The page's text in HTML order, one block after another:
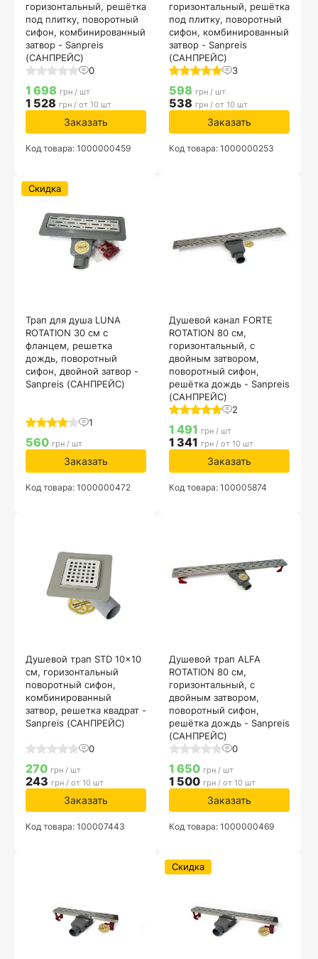
горизонтальный, решётка
под плитку, поворотный
сифон, комбинированный
затвор - Sanpreis
(САНПРЕЙС)
0
1 698 грн / шт
1 528 грн / от 10 шт
Заказать
Код товара: 1000000459
горизонтальный, решётка
под плитку, поворотный
сифон, комбинированный
затвор - Sanpreis
(САНПРЕЙС)
3
598 грн / шт
538 грн / от 10 шт
Заказать
Код товара: 1000000253
Трап для душа LUNA
ROTATION 30 см с
фланцем, решетка
дождь, поворотный
сифон, двойной затвор -
Sanpreis (САНПРЕЙС)
1
Скидка
560 грн / шт
Заказать
Код товара: 1000000472
Душевой канал FORTE
ROTATION 80 см,
горизонтальный, с
двойным затвором,
поворотный сифон,
решётка дождь - Sanpreis
(САНПРЕЙС)
2
1 491 грн / шт
1 341 грн / от 10 шт
Заказать
Код товара: 100005874
Душевой трап STD 10x10
см, горизонтальный
поворотный сифон,
комбинированный
затвор, решетка квадрат -
Sanpreis (САНПРЕЙС)
0
270 грн / шт
243 грн / от 10 шт
Заказать
Код товара: 100007443
Душевой трап ALFA
ROTATION 80 см,
горизонтальный, с
двойным затвором,
поворотный сифон,
решётка дождь - Sanpreis
(САНПРЕЙС)
0
1 650 грн / шт
1 500 грн / от 10 шт
Заказать
Код товара: 1000000469
Скидка